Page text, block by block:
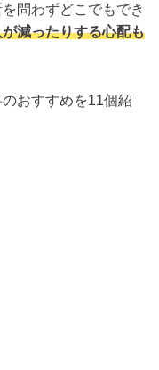
問わずどこでもでき
減ったりする心配も
おすすめを11個紹